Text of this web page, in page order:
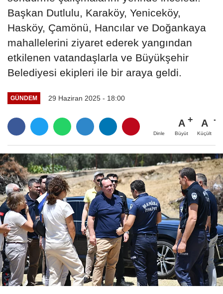
Başkan Dutlulu, Karaköy, Yeniceköy,
Hasköy, Çamönü, Hancılar ve Doğankaya
mahallelerini ziyaret ederek yangından
etkilenen vatandaşlarla ve Büyükşehir
Belediyesi ekipleri ile bir araya geldi.
GÜNDEM 29 Haziran 2025 - 18:00
Dinle
A
Büyüt
A
Küçült